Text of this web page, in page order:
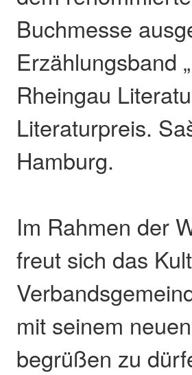
Buchmesse
Erzählungsband
Rheingau
Literaturpreis.
Hamburg.
Im Rahmen der
freut sich das
mit seinem
begrüßen zu